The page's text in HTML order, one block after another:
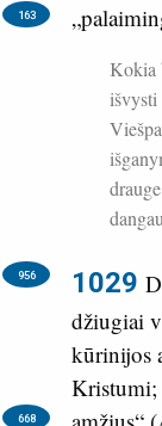
163
Kokia
išvysti
1029
956
džiugiai
kūrinijos
Kristumi;
668